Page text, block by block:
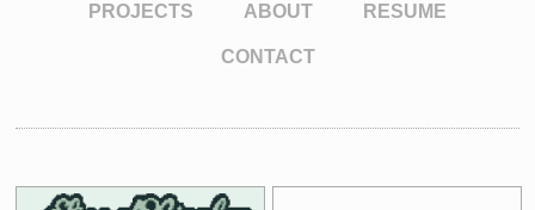
PROJECTS ABOUT RESUME
CONTACT